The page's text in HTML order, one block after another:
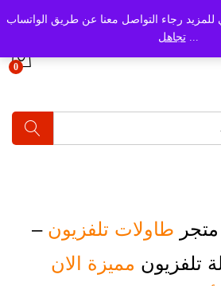
رجاء التواصل معنا عن طريق الواتساب
...تجاهل
0
طاولات تلفزيون –
تلفزيون مميزة الان